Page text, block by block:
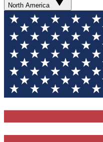
North America